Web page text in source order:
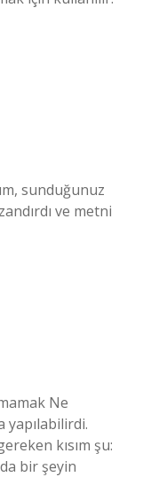
sunduğunuz
ve metni
Ne
yapılabilirdi.
kısım şu:
bir şeyin